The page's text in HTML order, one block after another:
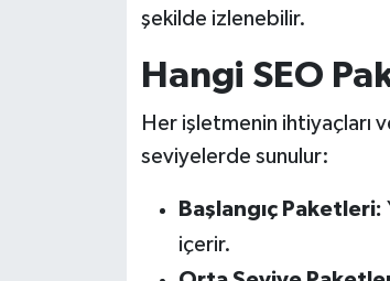
şekilde izlenebilir.
Hangi SEO
Her işletmenin ihtiyaçları
seviyelerde sunulur:
Başlangıç Paketleri:
içerir.